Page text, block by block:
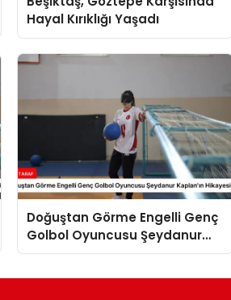
Hayal Kırıklığı Yaşadı
Doğuştan Görme Engelli Genç
Golbol Oyuncusu Şeydanur
Kaplan’ın Hikayesi